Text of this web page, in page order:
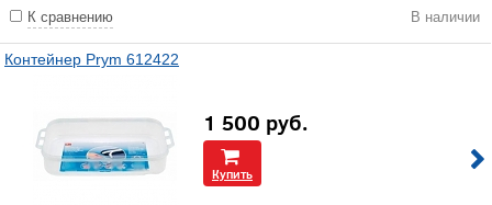
К сравнению В наличии
Контейнер Prym 612422
1 500 руб.
Купить